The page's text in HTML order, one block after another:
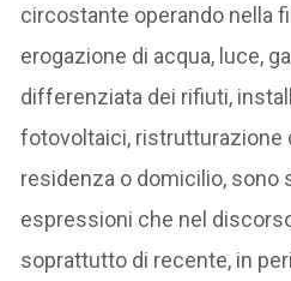
circostante operando nella
erogazione di acqua, luce,
differenziata dei rifiuti,
fotovoltaici, ristrutturazione
residenza o domicilio, sono
espressioni che nel
soprattutto di recente, in